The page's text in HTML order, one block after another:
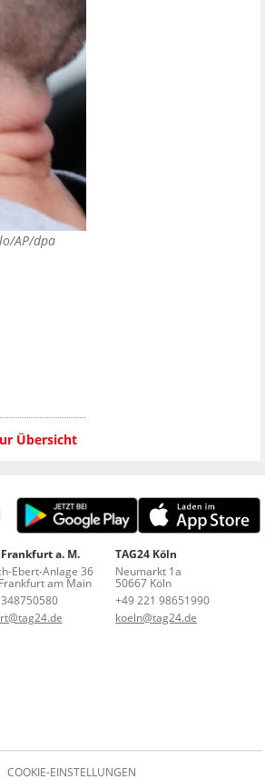
AP/dpa
Übersicht
Frankfurt a. M.
Ebert-Anlage 36
am Main
TAG24 Köln
Neumarkt 1a
50667 Köln
+49 221 98651990
koeln@tag24.de
COOKIE-EINSTELLUNGEN